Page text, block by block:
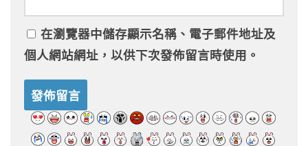
在瀏覽器中儲存顯示名稱、電子郵件地址及
個人網站網址，以供下次發佈留言時使用。